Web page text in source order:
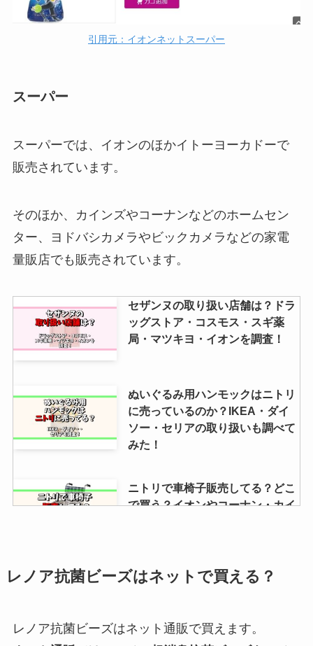
引用元：イオンネットスーパー
スーパー
スーパーでは、イオンのほかイトーヨーカドーで
販売されています。
そのほか、カインズやコーナンなどのホームセン
ター、ヨドバシカメラやビックカメラなどの家電
量販店でも販売されています。
セザンヌの取り扱い店舗は？ドラ
ッグストア・コスモス・スギ薬
局・マツキヨ・イオンを調査！
ぬいぐるみ用ハンモックはニトリ
に売っているのか？IKEA・ダイ
ソー・セリアの取り扱いも調べて
みた！
ニトリで車椅子販売してる？どこ
で買う？イオンやコーナン・カイ
【育毛シャンプー】女性用はドラ
査！
レノア抗菌ビーズはネットで買える？
レノア抗菌ビーズはネット通販で買えます。